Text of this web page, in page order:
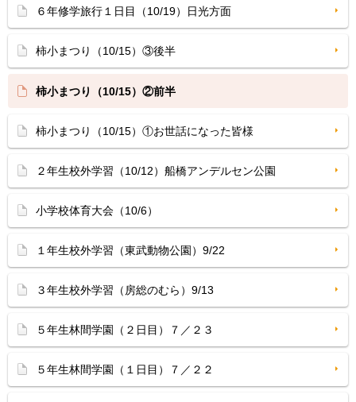
６年修学旅行１日目（10/19）日光方面
柿小まつり（10/15）③後半
柿小まつり（10/15）②前半
柿小まつり（10/15）①お世話になった皆様
２年生校外学習（10/12）船橋アンデルセン公園
小学校体育大会（10/6）
１年生校外学習（東武動物公園）9/22
３年生校外学習（房総のむら）9/13
５年生林間学園（２日目）７／２３
５年生林間学園（１日目）７／２２